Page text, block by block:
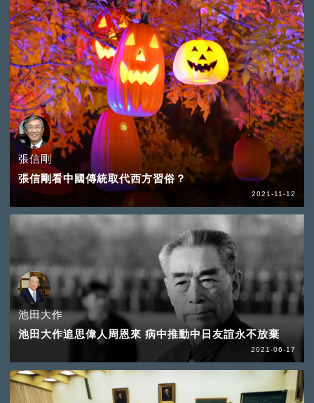
張信剛
張信剛看中國傳統取代西方習俗？
2021-11-12
池田大作
池田大作追思偉人周恩來 病中推動中日友誼永不放棄
2021-06-17